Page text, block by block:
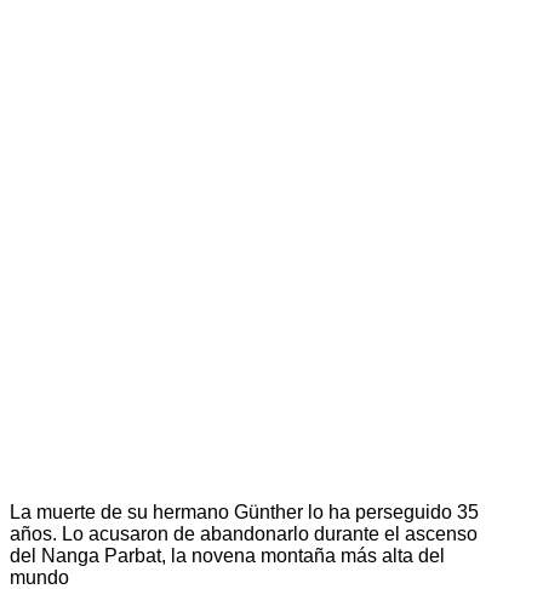
La muerte de su hermano Günther lo ha perseguido 35
años. Lo acusaron de abandonarlo durante el ascenso
del Nanga Parbat, la novena montaña más alta del
mundo